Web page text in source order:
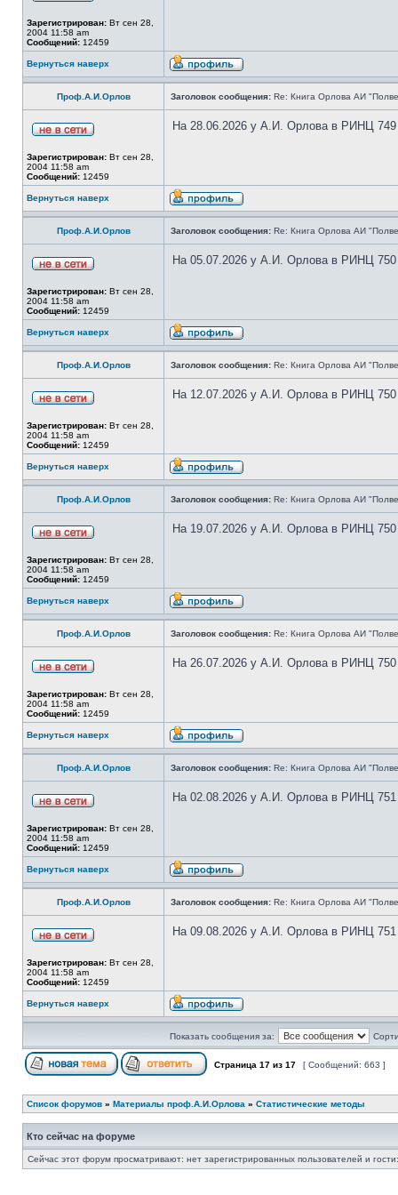
Зарегистрирован: Вт сен 28,
2004 11:58 am
Сообщений: 12459
Вернуться наверх
Проф.А.И.Орлов Заголовок сообщения: Re: Книга Орлова АИ
Зарегистрирован: Вт сен 28,
2004 11:58 am
Сообщений: 12459
На 28.06.2026 у А.И. Орлова в РИНЦ 749
Вернуться наверх
Проф.А.И.Орлов Заголовок сообщения: Re: Книга Орлова АИ
Зарегистрирован: Вт сен 28,
2004 11:58 am
Сообщений: 12459
На 05.07.2026 у А.И. Орлова в РИНЦ 750
Вернуться наверх
Проф.А.И.Орлов Заголовок сообщения: Re: Книга Орлова АИ
Зарегистрирован: Вт сен 28,
2004 11:58 am
Сообщений: 12459
На 12.07.2026 у А.И. Орлова в РИНЦ 750
Вернуться наверх
Проф.А.И.Орлов Заголовок сообщения: Re: Книга Орлова АИ
Зарегистрирован: Вт сен 28,
2004 11:58 am
Сообщений: 12459
На 19.07.2026 у А.И. Орлова в РИНЦ 750
Вернуться наверх
Проф.А.И.Орлов Заголовок сообщения: Re: Книга Орлова АИ
Зарегистрирован: Вт сен 28,
2004 11:58 am
Сообщений: 12459
На 26.07.2026 у А.И. Орлова в РИНЦ 750
Вернуться наверх
Проф.А.И.Орлов Заголовок сообщения: Re: Книга Орлова АИ
Зарегистрирован: Вт сен 28,
2004 11:58 am
Сообщений: 12459
На 02.08.2026 у А.И. Орлова в РИНЦ 751
Вернуться наверх
Проф.А.И.Орлов Заголовок сообщения: Re: Книга Орлова АИ
Зарегистрирован: Вт сен 28,
2004 11:58 am
Сообщений: 12459
На 09.08.2026 у А.И. Орлова в РИНЦ 751
Вернуться наверх
Показать сообщения за:
Страница 17 из 17 [ Сообщений: 663 ]
Список форумов » Материалы проф.А.И.Орлова » Статистические методы
Кто сейчас на форуме
Сейчас этот форум просматривают: нет зарегистрированных пользователей и